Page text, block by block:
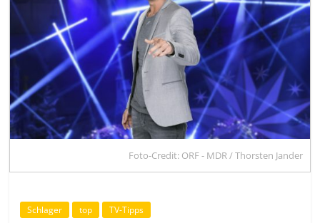
Foto-Credit: ORF - MDR / Thorsten Jander
Schlager top TV-Tipps